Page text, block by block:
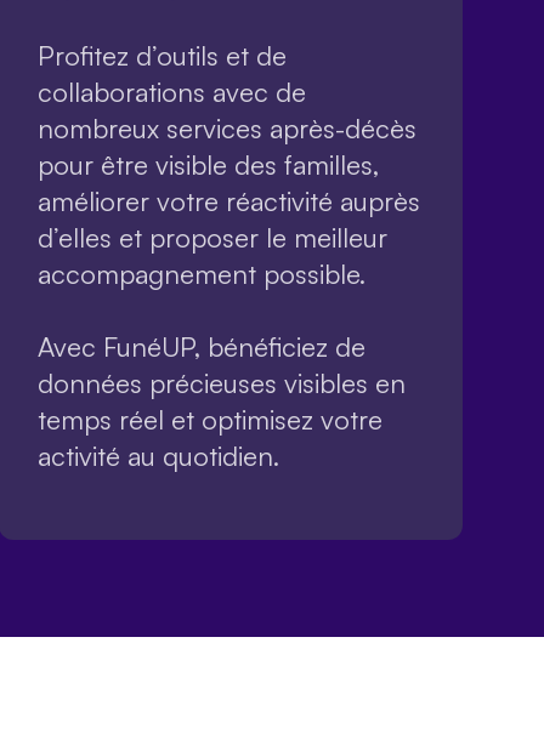
Profitez d’outils et de
collaborations avec de
nombreux services après-décès
pour être visible des familles,
améliorer votre réactivité auprès
d’elles et proposer le meilleur
accompagnement possible.
Avec FunéUP, bénéficiez de
données précieuses visibles en
temps réel et optimisez votre
activité au quotidien.